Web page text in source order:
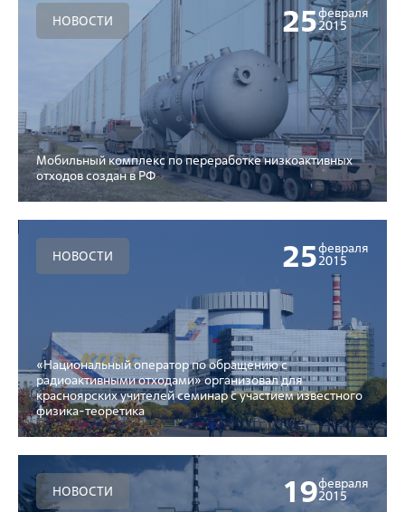
НОВОСТИ 25февраля
2015
Мобильный комплекс по переработке низкоактивных
отходов создан в РФ
НОВОСТИ 25февраля
2015
«Национальный оператор по обращению с
радиоактивными отходами» организовал для
красноярских учителей семинар с участием известного
физика-теоретика
НОВОСТИ 19февраля
2015